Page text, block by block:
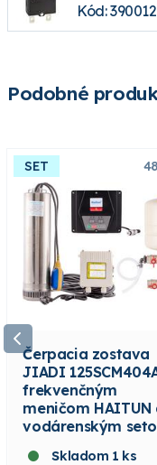
Kód: 390012
Podobné
SET
Čerpacia zostava
JIADI
frekvenčným
meničom HAITUN
vodárenským
Skladom 1 ks